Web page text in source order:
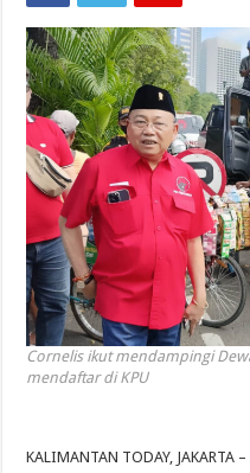
Cornelis ikut mendampingi
mendaftar di KPU
KALIMANTAN TODAY,